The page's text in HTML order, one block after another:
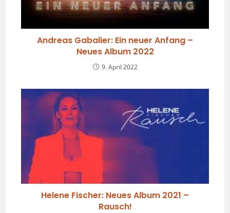
Andreas Gabalier: Ein neuer Anfang –
Neues Album 2022
9. April 2022
Helene Fischer: Neues Album 2021 –
Rausch!